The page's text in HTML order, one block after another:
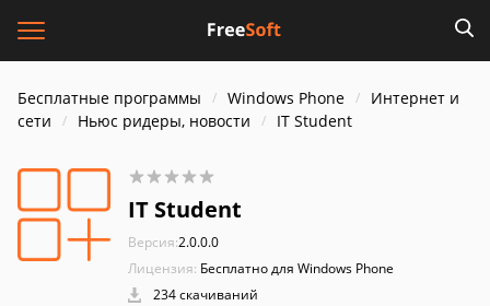
Бесплатные программы Windows Phone
Интернет и
cети
Ньюс ридеры, новости IT Student
IT Student
Версия:2.0.0.0
Лицензия: Бесплатно для Windows Phone
234 скачиваний